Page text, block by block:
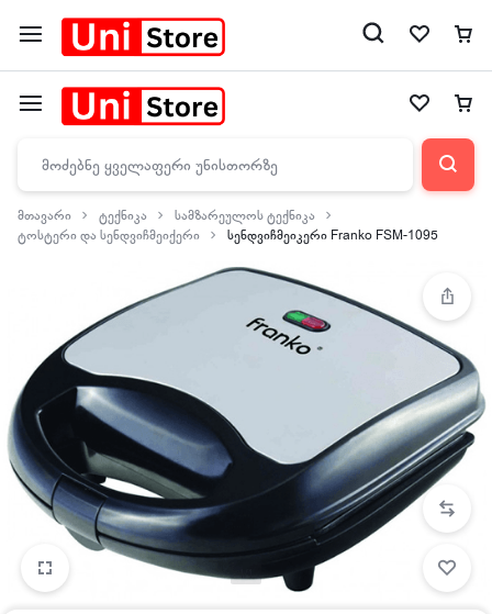
მთავარი ტექნიკა
სამზარეულოს ტექნიკა
ტოსტერი და სენდვიჩმეიქერი
სენდვიჩმეიკერი Franko FSM-1095